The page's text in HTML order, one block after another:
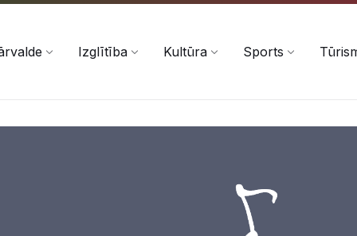
Izglītība Kultūra Sports